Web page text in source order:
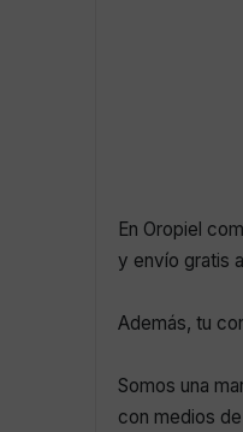
En Oropiel
y envío gratis
Además, tu
Somos una
con medios